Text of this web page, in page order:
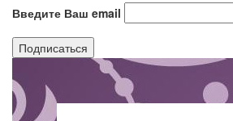
Введите Ваш email